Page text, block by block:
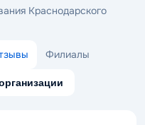
Краснодарского
Филиалы